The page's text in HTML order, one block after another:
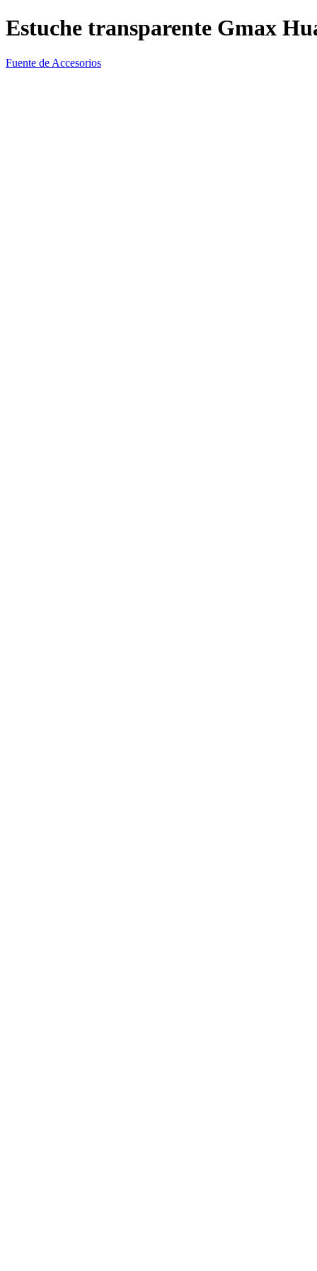
Estuche transparente Gmax
Fuente de Accesorios